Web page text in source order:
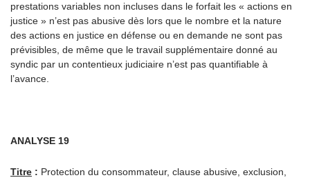
prestations variables non incluses dans le forfait les « actions en
justice » n’est pas abusive dès lors que le nombre et la nature
des actions en justice en défense ou en demande ne sont pas
prévisibles, de même que le travail supplémentaire donné au
syndic par un contentieux judiciaire n’est pas quantifiable à
l’avance.
ANALYSE 19
Titre : Protection du consommateur, clause abusive, exclusion,